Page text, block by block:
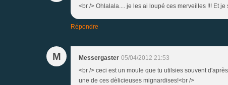
<br /> Ohlalala.... je les ai loupé ces merveilles !!! Et
Répondre
M Messergaster 05/04/2012 21:53
<br /> ceci est un moule que tu utilsies souvent
une de ces dèlicieuses mignardises!<br />